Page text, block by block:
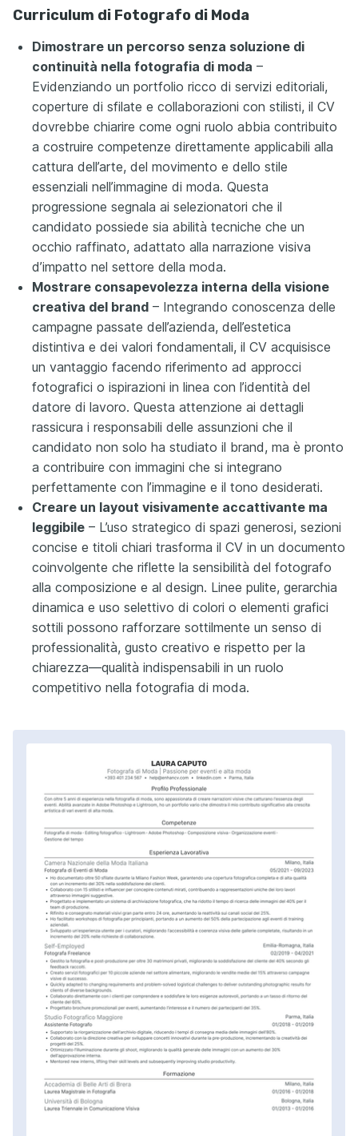
Curriculum di Fotografo di Moda
Dimostrare un percorso senza soluzione di
continuità nella fotografia di moda –
Evidenziando un portfolio ricco di servizi editoriali,
coperture di sfilate e collaborazioni con stilisti, il CV
dovrebbe chiarire come ogni ruolo abbia contribuito
a costruire competenze direttamente applicabili alla
cattura dell’arte, del movimento e dello stile
essenziali nell’immagine di moda. Questa
progressione segnala ai selezionatori che il
candidato possiede sia abilità tecniche che un
occhio raffinato, adattato alla narrazione visiva
d’impatto nel settore della moda.
Mostrare consapevolezza interna della visione
creativa del brand – Integrando conoscenza delle
campagne passate dell’azienda, dell’estetica
distintiva e dei valori fondamentali, il CV acquisisce
un vantaggio facendo riferimento ad approcci
fotografici o ispirazioni in linea con l’identità del
datore di lavoro. Questa attenzione ai dettagli
rassicura i responsabili delle assunzioni che il
candidato non solo ha studiato il brand, ma è pronto
a contribuire con immagini che si integrano
perfettamente con l’immagine e il tono desiderati.
Creare un layout visivamente accattivante ma
leggibile – L’uso strategico di spazi generosi, sezioni
concise e titoli chiari trasforma il CV in un documento
coinvolgente che riflette la sensibilità del fotografo
alla composizione e al design. Linee pulite, gerarchia
dinamica e uso selettivo di colori o elementi grafici
sottili possono rafforzare sottilmente un senso di
professionalità, gusto creativo e rispetto per la
chiarezza—qualità indispensabili in un ruolo
competitivo nella fotografia di moda.